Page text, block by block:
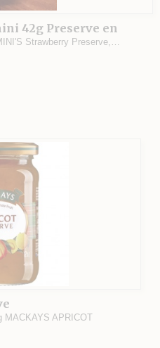
42g Preserve en
Strawberry Preserve,…
MACKAYS APRICOT